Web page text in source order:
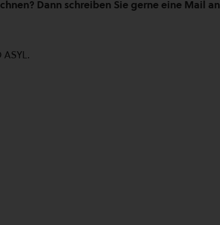
Dann schreiben Sie gerne eine Mail an